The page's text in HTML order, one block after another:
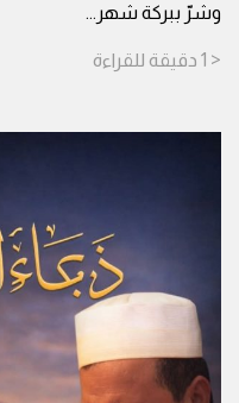
وشرّ ببركة شهر ...
< 1 دقيقة للقراءة